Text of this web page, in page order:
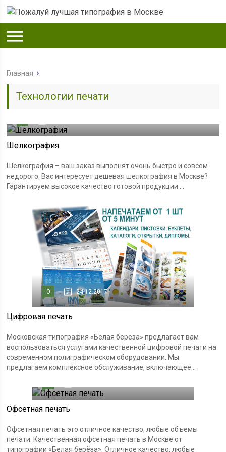
Главная
Технологии печати
Шелкография
Шелкография – ваш заказ выполнят очень быстро и совсем
недорого. Вас интересует дешевая шелкография в Москве?
Гарантируем высокое качество готовой продукции....
0 24.12.2017
Цифровая печать
Московская типография «Белая берёза» предлагает вам
воспользоваться услугами качественной цифровой печати на
современном полиграфическом оборудовании. Мы
предлагаем комплексное обслуживание, включающее...
Офсетная печать
Офсетная печать это отличное качество, любые объемы
печати. Качественная офсетная печать в Москве от
типографии «Белая берёза». Отличное качество, любые